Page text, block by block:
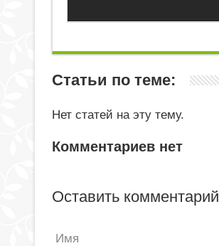
Статьи по теме:
Нет статей на эту тему.
Комментариев нет
Оставить комментарий
Имя